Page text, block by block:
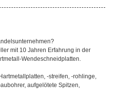
mit 10 Jahren Erfahrung in der
Wendeschneidplatten.
-streifen, -rohlinge,
aufgelötete Spitzen,